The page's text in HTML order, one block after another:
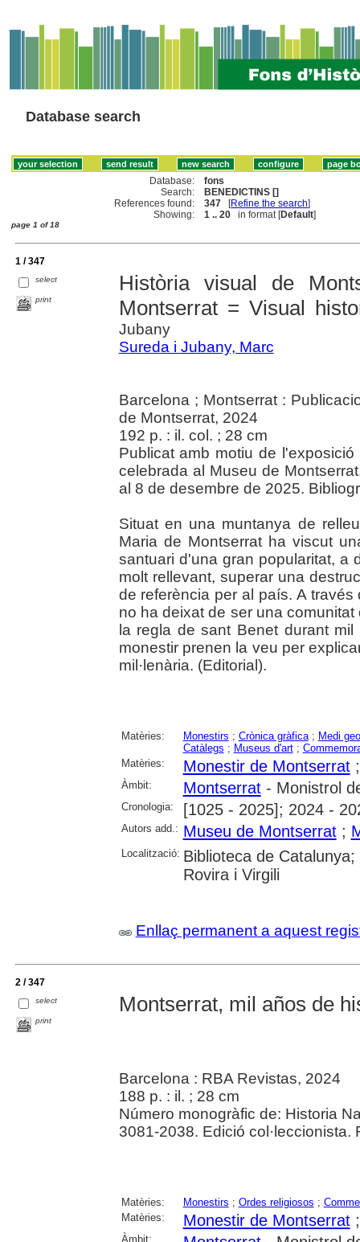
Database search
Database:
fons
Search:
BENEDICTINS []
References found:
347 [Refine the search]
Showing:
1 .. 20 in format [Default]
page 1 of 18
1 / 347
select
print
Història visual de
Montserrat = Visual
Jubany
Sureda i Jubany, Marc
Barcelona ; Montserrat :
de Montserrat, 2024
192 p. : il. col. ; 28 cm
Publicat amb motiu de
celebrada al Museu de
al 8 de desembre de 2025.
Situat en una muntanya de
Maria de Montserrat ha viscut
santuari d'una gran popularitat, a
molt rellevant, superar una
de referència per al país. A
no ha deixat de ser una
la regla de sant Benet durant
monestir prenen la veu per
mil·lenària. (Editorial).
Matèries: Monestirs ; Crònica gràfica; Medi
Catàlegs ; Museus d'art;
Matèries:
Monestir de Montserrat
Àmbit: Montserrat- Monistrol
Cronologia: [1025 - 2025]; 2024 -
Autors add.: Museu de Montserrat;
Localització: Biblioteca de
Rovira i Virgili
Enllaç permanent a aquest
2 / 347
select
print
Montserrat, mil años de
Barcelona : RBA Revistas, 2024
188 p. : il. ; 28 cm
Número monogràfic de: Historia
3081-2038. Edició col·leccionista.
Matèries: Monestirs ; Ordes religiosos ;
Matèries:
Monestir de Montserrat
Àmbit: